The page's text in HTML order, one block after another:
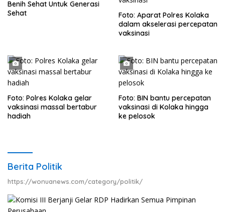
Benih Sehat Untuk Generasi
Sehat
Foto: Aparat Polres Kolaka
dalam akselerasi percepatan
vaksinasi
Foto: Polres Kolaka gelar
vaksinasi massal bertabur
hadiah
Foto: BIN bantu percepatan
vaksinasi di Kolaka hingga
ke pelosok
Berita Politik
https://wonuanews.com/category/politik/